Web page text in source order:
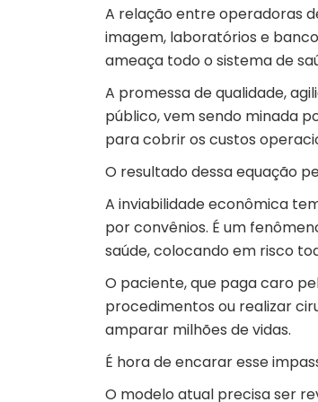
A relação entre operadoras
imagem, laboratórios e
ameaça todo o sistema de
A promessa de qualidade,
público, vem sendo minada
para cobrir os custos
O resultado dessa equação
A inviabilidade econômica
por convênios. É um
saúde, colocando em risco
O paciente, que paga caro
procedimentos ou realizar
amparar milhões de vidas.
É hora de encarar esse
O modelo atual precisa ser